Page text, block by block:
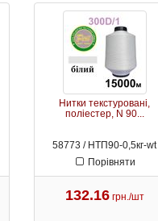
Нитки текстуровані,
поліестер, N 90...
58773 / НТП90-0,5кг-wt
Порівняти
132.16 грн./шт